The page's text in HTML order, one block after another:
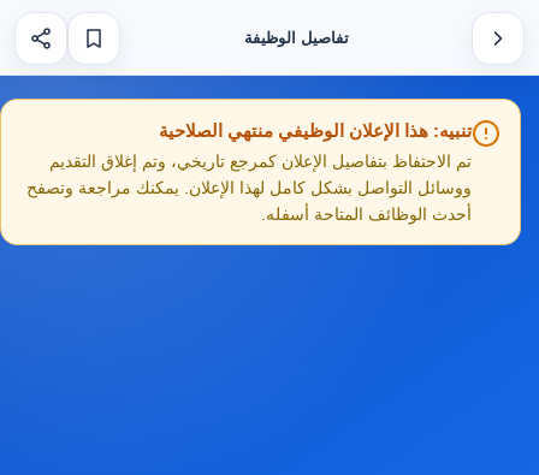
تفاصيل الوظيفة
تنبيه: هذا الإعلان الوظيفي منتهي الصلاحية
تم الاحتفاظ بتفاصيل الإعلان كمرجع تاريخي، وتم إغلاق التقديم
ووسائل التواصل بشكل كامل لهذا الإعلان. يمكنك مراجعة وتصفح
أحدث الوظائف المتاحة أسفله.